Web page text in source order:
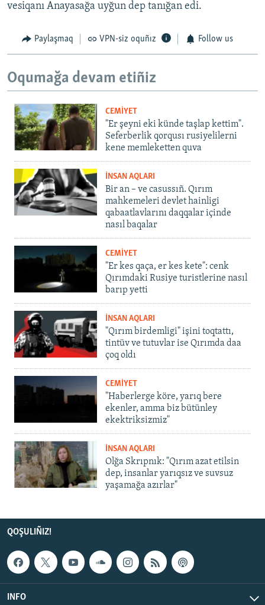
vesiqanı Anayasağa uyğun dep tanığan edi.
Paylaşmaq VPN-siz oquñız Follow us
Oqumağa devam etiñiz
CEMİYET
"Er şeyni eki künde taşlap kettim".
Seferberlik qorqusı rusiyelilerni
kene memleketten quva
İNSAN AQLARI
Bir an – ve casussıñ. Qırım
mahkemeleri devlet hainligi
qabaatlavlarını daqqalar içinde
nasıl baqalar
CEMİYET
"Er kes qaça, er kes kete": cenk
Qırımdaki Rusiye turistlerine nasıl
barıp yetti
İNSAN AQLARI
"Qırım birdemligi" işini toqtattı,
tintüv ve tutuvlar ise Qırımda daa
çoq oldı
CEMİYET
"Haberlerge köre, yarıq bere
ekenler, amma biz bütünley
ekektriksizmiz"
İNSAN AQLARI
Olğa Skrıpnık: "Qırım azat etilsin
dep, insanlar yarıqsız ve suvsuz
yaşamağa azırlar"
QOŞULIÑIZ!
INFO